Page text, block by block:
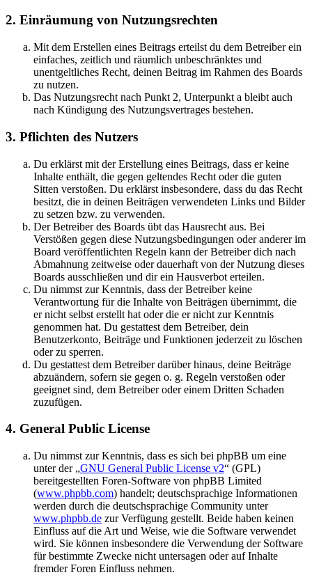
2. Einräumung von Nutzungsrechten
Mit dem Erstellen eines Beitrags erteilst du dem Betreiber ein
einfaches, zeitlich und räumlich unbeschränktes und
unentgeltliches Recht, deinen Beitrag im Rahmen des Boards
zu nutzen.
Das Nutzungsrecht nach Punkt 2, Unterpunkt a bleibt auch
nach Kündigung des Nutzungsvertrages bestehen.
3. Pflichten des Nutzers
Du erklärst mit der Erstellung eines Beitrags, dass er keine
Inhalte enthält, die gegen geltendes Recht oder die guten
Sitten verstoßen. Du erklärst insbesondere, dass du das Recht
besitzt, die in deinen Beiträgen verwendeten Links und Bilder
zu setzen bzw. zu verwenden.
Der Betreiber des Boards übt das Hausrecht aus. Bei
Verstößen gegen diese Nutzungsbedingungen oder anderer im
Board veröffentlichten Regeln kann der Betreiber dich nach
Abmahnung zeitweise oder dauerhaft von der Nutzung dieses
Boards ausschließen und dir ein Hausverbot erteilen.
Du nimmst zur Kenntnis, dass der Betreiber keine
Verantwortung für die Inhalte von Beiträgen übernimmt, die
er nicht selbst erstellt hat oder die er nicht zur Kenntnis
genommen hat. Du gestattest dem Betreiber, dein
Benutzerkonto, Beiträge und Funktionen jederzeit zu löschen
oder zu sperren.
Du gestattest dem Betreiber darüber hinaus, deine Beiträge
abzuändern, sofern sie gegen o. g. Regeln verstoßen oder
geeignet sind, dem Betreiber oder einem Dritten Schaden
zuzufügen.
4. General Public License
Du nimmst zur Kenntnis, dass es sich bei phpBB um eine
unter der „GNU General Public License v2“ (GPL)
bereitgestellten Foren-Software von phpBB Limited
(www.phpbb.com) handelt; deutschsprachige Informationen
werden durch die deutschsprachige Community unter
www.phpbb.de zur Verfügung gestellt. Beide haben keinen
Einfluss auf die Art und Weise, wie die Software verwendet
wird. Sie können insbesondere die Verwendung der Software
für bestimmte Zwecke nicht untersagen oder auf Inhalte
fremder Foren Einfluss nehmen.